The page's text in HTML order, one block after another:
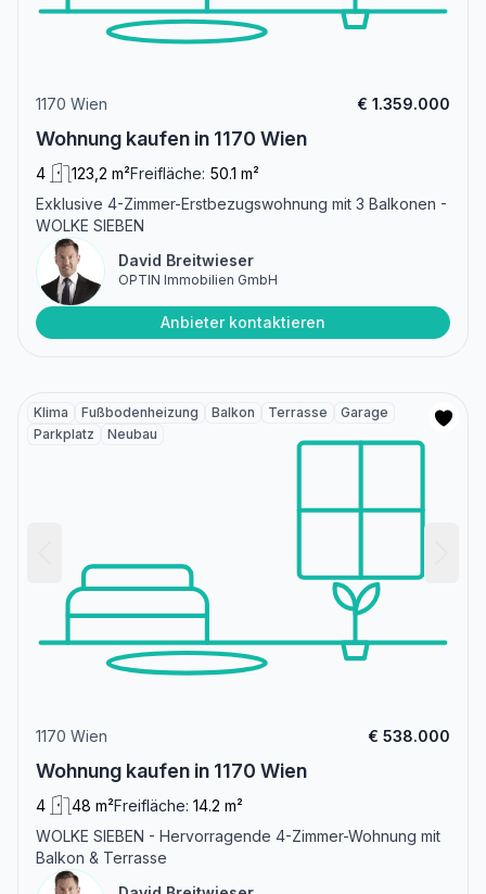
1170 Wien € 1.359.000
Wohnung kaufen in 1170 Wien
4 123,2 m²Freifläche: 50.1 m²
Exklusive 4-Zimmer-Erstbezugswohnung mit 3 Balkonen -
WOLKE SIEBEN
David Breitwieser
OPTIN Immobilien GmbH
Anbieter kontaktieren
Klima Fußbodenheizung Balkon Terrasse
Garage
Parkplatz
Neubau
1170 Wien € 538.000
Wohnung kaufen in 1170 Wien
4 48 m²Freifläche: 14.2 m²
WOLKE SIEBEN - Hervorragende 4-Zimmer-Wohnung mit
Balkon & Terrasse